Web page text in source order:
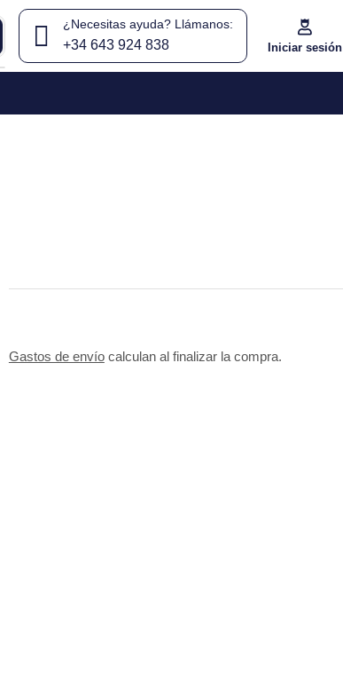
¿Necesitas ayuda? Llámanos:
+34 643 924 838 Iniciar sesión
Gastos de envíocalculan al finalizar la compra.